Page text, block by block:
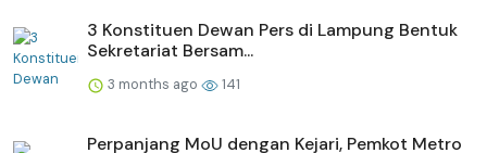
3 Konstituen Dewan Pers di Lampung Bentuk
Sekretariat Bersam...
3 months ago 141
Perpanjang MoU dengan Kejari, Pemkot Metro